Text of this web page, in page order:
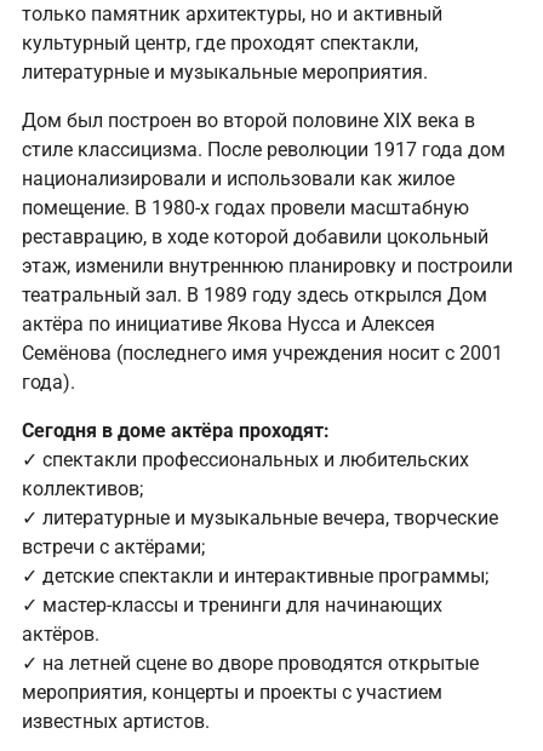
только памятник архитектуры, но и активный
культурный центр, где проходят спектакли,
литературные и музыкальные мероприятия.
Дом был построен во второй половине XIX века в
стиле классицизма. После революции 1917 года дом
национализировали и использовали как жилое
помещение. В 1980-х годах провели масштабную
реставрацию, в ходе которой добавили цокольный
этаж, изменили внутреннюю планировку и построили
театральный зал. В 1989 году здесь открылся Дом
актёра по инициативе Якова Нусса и Алексея
Семёнова (последнего имя учреждения носит с 2001
года).
Сегодня в доме актёра проходят:
✓ спектакли профессиональных и любительских
коллективов;
✓ литературные и музыкальные вечера, творческие
встречи с актёрами;
✓ детские спектакли и интерактивные программы;
✓ мастер-классы и тренинги для начинающих
актёров.
✓ на летней сцене во дворе проводятся открытые
мероприятия, концерты и проекты с участием
известных артистов.